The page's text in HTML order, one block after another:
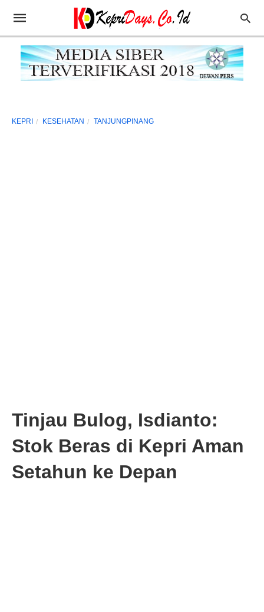
KEPRI KESEHATAN TANJUNGPINANG
Tinjau Bulog, Isdianto:
Stok Beras di Kepri Aman
Setahun ke Depan